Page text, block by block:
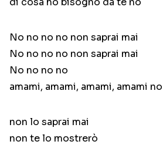
No no no no non saprai mai
No no no no non saprai mai
No no no no
amami, amami, amami, amami no
non lo saprai mai
non te lo mostrerò